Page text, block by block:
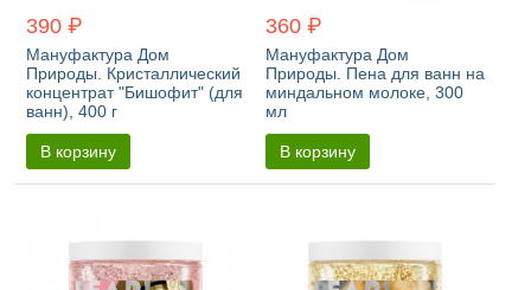
390 ₽
Мануфактура Дом
Природы. Кристаллический
концентрат "Бишофит" (для
ванн), 400 г
В корзину
360 ₽
Мануфактура Дом
Природы. Пена для ванн на
миндальном молоке, 300
мл
В корзину